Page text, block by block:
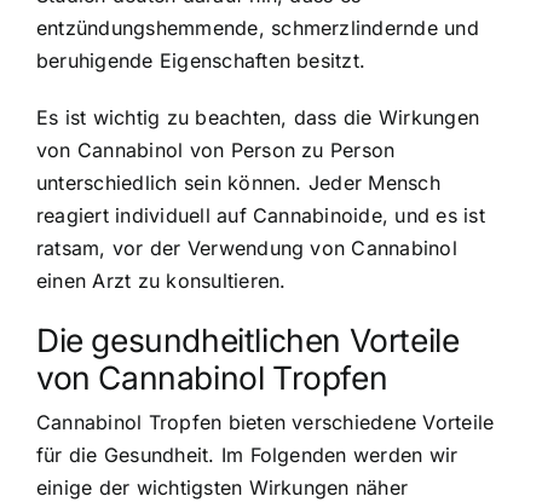
entzündungshemmende, schmerzlindernde und
beruhigende Eigenschaften besitzt.
Es ist wichtig zu beachten, dass die Wirkungen
von Cannabinol von Person zu Person
unterschiedlich sein können. Jeder Mensch
reagiert individuell auf Cannabinoide, und es ist
ratsam, vor der Verwendung von Cannabinol
einen Arzt zu konsultieren.
Die gesundheitlichen Vorteile
von Cannabinol Tropfen
Cannabinol Tropfen bieten verschiedene Vorteile
für die Gesundheit. Im Folgenden werden wir
einige der wichtigsten Wirkungen näher